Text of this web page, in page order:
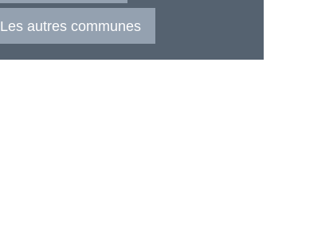
Les autres communes